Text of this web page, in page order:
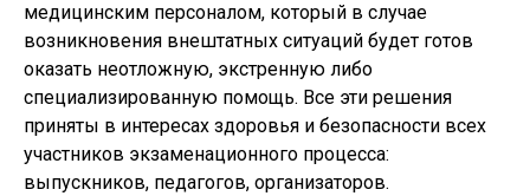
медицинским персоналом, который в случае
возникновения внештатных ситуаций будет готов
оказать неотложную, экстренную либо
специализированную помощь. Все эти решения
приняты в интересах здоровья и безопасности всех
участников экзаменационного процесса:
выпускников, педагогов, организаторов.